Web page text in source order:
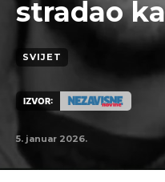
stradao
SVIJET
IZVOR:
5. januar 2026.